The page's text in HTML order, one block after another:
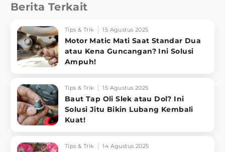
Berita Terkait
Tips & Trik 15 Agustus 2025
Motor Matic Mati Saat Standar Dua
atau Kena Guncangan? Ini Solusi
Ampuh!
Tips & Trik 15 Agustus 2025
Baut Tap Oli Slek atau Dol? Ini
Solusi Jitu Bikin Lubang Kembali
Kuat!
Tips & Trik 14 Agustus 2025